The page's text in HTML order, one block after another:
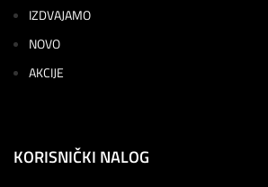
IZDVAJAMO
NOVO
AKCIJE
KORISNIČKI NALOG